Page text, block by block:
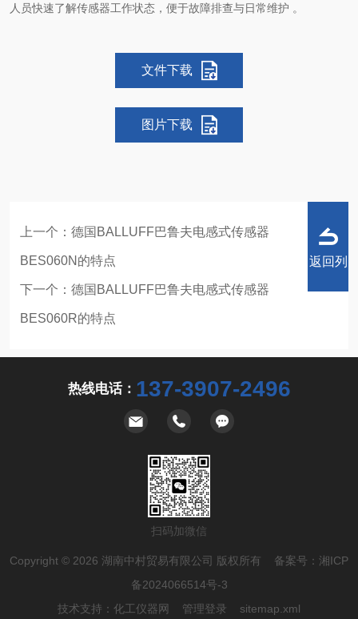
人员快速了解传感器工作状态，便于故障排查与日常维护 。
文件下载
图片下载
上一个： 德国BALLUFF巴鲁夫电感式传感器
BES060N的特点
下一个： 德国BALLUFF巴鲁夫电感式传感器
BES060R的特点
返回列
热线电话： 137-3907-2496
扫码加微信
Copyright © 2026 湖南中村贸易有限公司 版权所有 备案号： 湘ICP
备2024066514号-3
技术支持： 化工仪器网 管理登录 sitemap.xml